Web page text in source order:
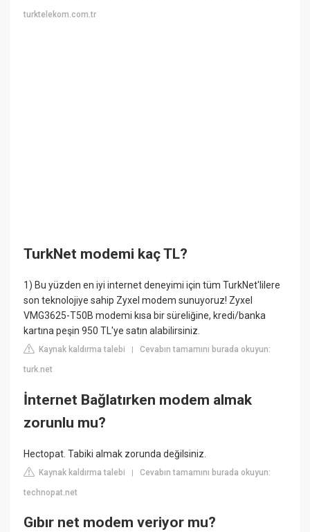
turktelekom.com.tr
TurkNet modemi kaç TL?
1) Bu yüzden en iyi internet deneyimi için tüm TurkNet'lilere
son teknolojiye sahip Zyxel modem sunuyoruz! Zyxel
VMG3625-T50B modemi kısa bir süreliğine, kredi/banka
kartına peşin 950 TL'ye satın alabilirsiniz.
Kaynak kaldırma talebi |Cevabın tamamını burada okuyun:
turk.net
İnternet Bağlatırken modem almak
zorunlu mu?
Hectopat. Tabiki almak zorunda değilsiniz.
Kaynak kaldırma talebi |Cevabın tamamını burada okuyun:
technopat.net
Gıbır net modem veriyor mu?